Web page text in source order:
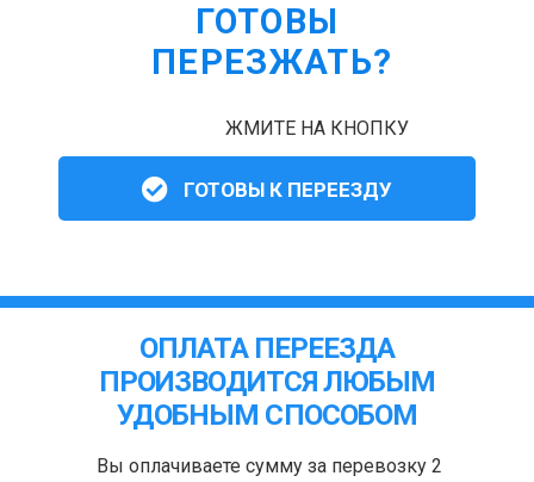
ГОТОВЫ
ПЕРЕЗЖАТЬ?
ЖМИТЕ НА КНОПКУ
ГОТОВЫ К ПЕРЕЕЗДУ
ОПЛАТА ПЕРЕЕЗДА
ПРОИЗВОДИТСЯ ЛЮБЫМ
УДОБНЫМ СПОСОБОМ
Вы оплачиваете сумму за перевозку 2